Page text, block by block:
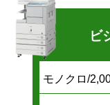
ビ
モノクロ/